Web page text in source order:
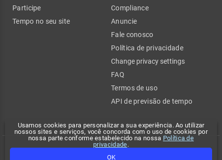
Usamos cookies para personalizar a sua experiência. Ao utilizar
nossos sites e serviços, você concorda com o uso de cookies por
nossa parte conforme estabelecido na nossa Política de
privacidade.
OK
Participe
Tempo no seu site
Compliance
Anuncie
Fale conosco
Política de privacidade
Change privacy settings
FAQ
Termos de uso
API de previsão de tempo
Copyright 2026 - Climatempo. Todos os direitos reservados.